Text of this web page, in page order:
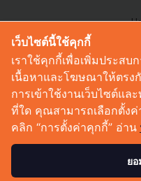
เว็บไซต์นี้ใช้คุกกี้
เราใช้คุกกี้เพื่อเพิ่มประส
เนื้อหาและโฆษณาให้ตรง
การเข้าใช้งานเว็บไซต์แล
ที่ใด คุณสามารถเลือกตั้ง
คลิก “การตั้งค่าคุกกี้” อ่าน
ย